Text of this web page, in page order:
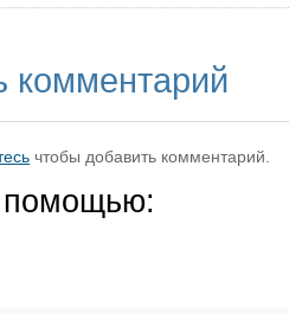
комментарий
чтобы добавить комментарий.
помощью: